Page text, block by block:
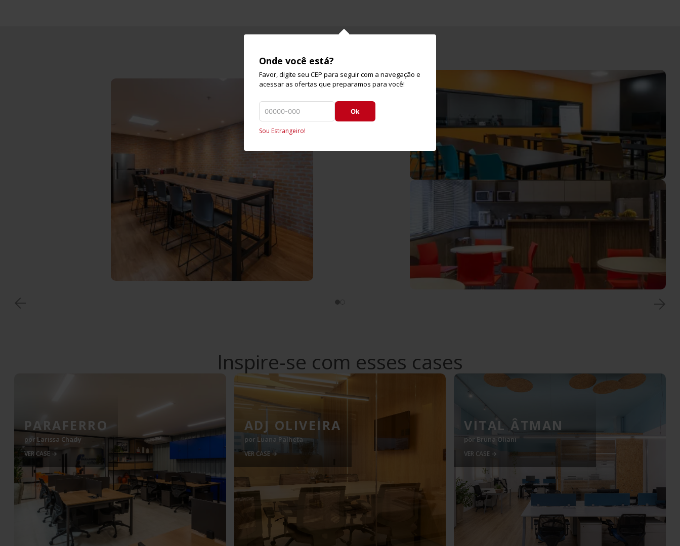
Onde você está?
Favor, digite seu CEP para seguir com a navegação e
acessar as ofertas que preparamos para você!
Ok
Sou Estrangeiro!
Galeria
Inspire-se com esses cases
PARAFERRO
por Larissa Chady
VER CASE →
ADJ OLIVEIRA
por Luana Palheta
VER CASE →
VITAL ÂTMAN
por Bruna Oliani
VER CASE →